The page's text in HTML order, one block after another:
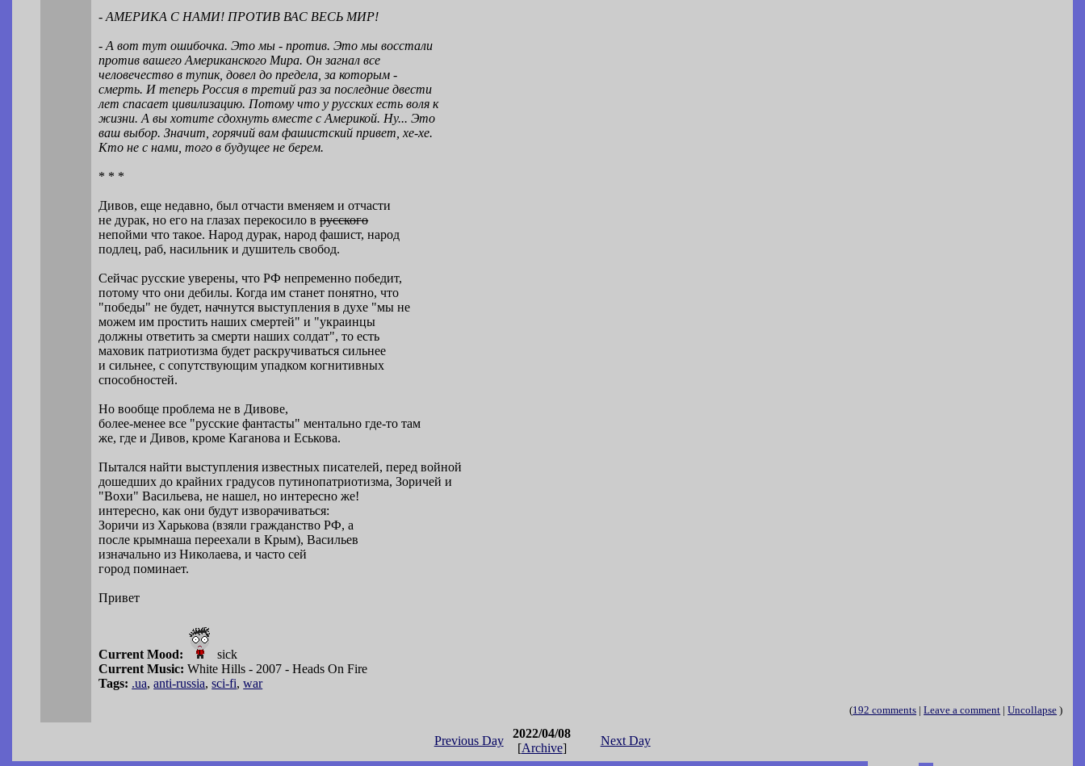
- АМЕРИКА С НАМИ! ПРОТИВ ВАС ВЕСЬ МИР!
- А вот тут ошибочка. Это мы - против. Это мы восстали
против вашего Американского Мира. Он загнал все
человечество в тупик, довел до предела, за которым -
смерть. И теперь Россия в третий раз за последние двести
лет спасает цивилизацию. Потому что у русских есть воля к
жизни. А вы хотите сдохнуть вместе с Америкой. Ну... Это
ваш выбор. Значит, горячий вам фашистский привет, хе-хе.
Кто не с нами, того в будущее не берем.
* * *
Дивов, еще недавно, был отчасти вменяем и отчасти
не дурак, но его на глазах перекосило врусского
непойми что такое. Народ дурак, народ фашист, народ
подлец, раб, насильник и душитель свобод.
Сейчас русские уверены, что РФ непременно победит,
потому что они дебилы. Когда им станет понятно, что
"победы" не будет, начнутся выступления в духе "мы не
можем им простить наших смертей" и "украинцы
должны ответить за смерти наших солдат", то есть
маховик патриотизма будет раскручиваться сильнее
и сильнее, с сопутствующим упадком когнитивных
способностей.
Но вообще проблема не в Дивове,
более-менее все "русские фантасты" ментально где-то там
же, где и Дивов, кроме Каганова и Еськова.
Пытался найти выступления известных писателей, перед войной
дошедших до крайних градусов путинопатриотизма, Зоричей и
"Вохи" Васильева, не нашел, но интересно же!
интересно, как они будут изворачиваться:
Зоричи из Харькова (взяли гражданство РФ, а
после крымнаша переехали в Крым), Васильев
изначально из Николаева, и часто сей
город поминает.
Привет
Current Mood:
sick
Current Music: White Hills - 2007 - Heads On Fire
Tags: .ua,anti-russia,sci-fi,war
(192 comments |Leave a comment |Uncollapse )
Previous Day
2022/04/08
[Archive]
Next Day